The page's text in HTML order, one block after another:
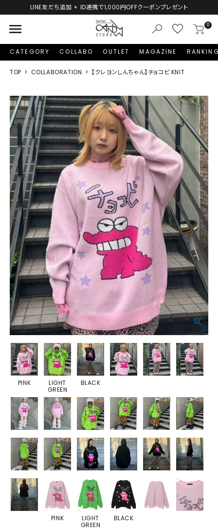
LINE友だち追加 + ID連携で1,000円OFFクーポンプレゼント
menu 0
CATEGORY COLLABO OUTLET MAGAZINE
TOP COLLABORATION 【クレヨンしんちゃん】チョコビ KNIT
PINK
LIGHT
GREEN
BLACK
PINK
LIGHT
GREEN
BLACK